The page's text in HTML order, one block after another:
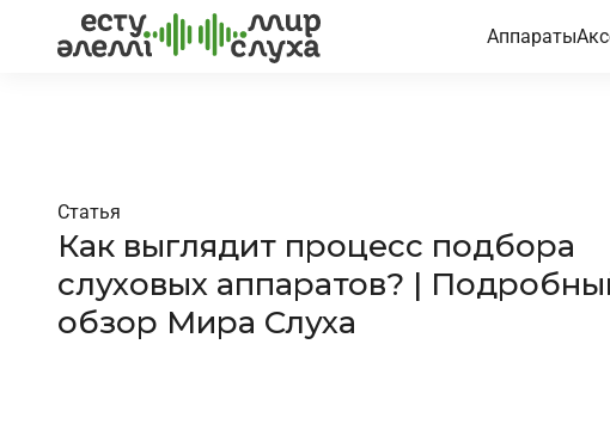
Аппараты
Статья
Как выглядит процесс подбора
слуховых аппаратов? |
обзор Мира Слуха